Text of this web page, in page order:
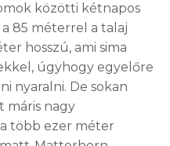
közötti kétnapos
85 méterrel a talaj
hosszú, ami sima
úgyhogy egyelőre
nyaralni. De sokan
máris nagy
több ezer méter